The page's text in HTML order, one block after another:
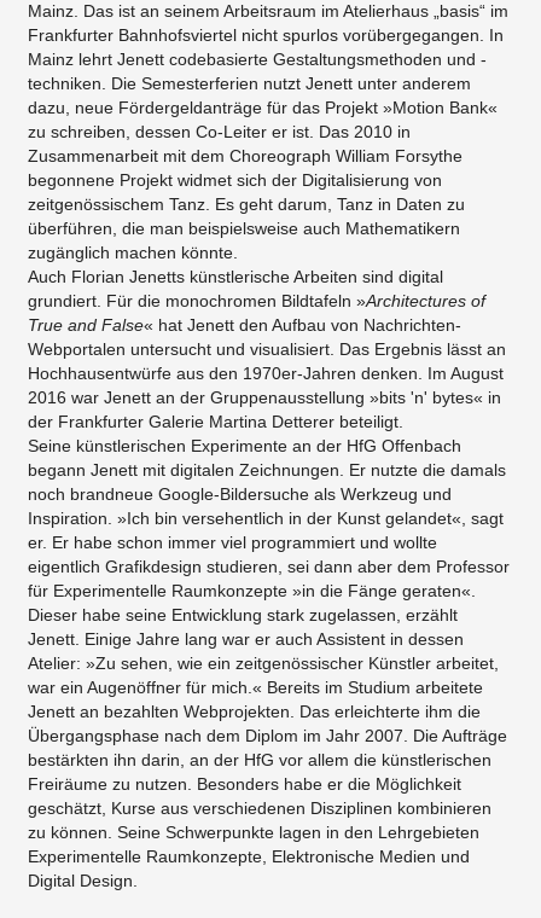
Mainz. Das ist an seinem Arbeitsraum im Atelierhaus „basis“ im
Frankfurter Bahnhofsviertel nicht spurlos vorübergegangen. In
Mainz lehrt Jenett codebasierte Gestaltungsmethoden und -
techniken. Die Semesterferien nutzt Jenett unter anderem
dazu, neue Fördergeldanträge für das Projekt »Motion Bank«
zu schreiben, dessen Co-Leiter er ist. Das 2010 in
Zusammenarbeit mit dem Choreograph William Forsythe
begonnene Projekt widmet sich der Digitalisierung von
zeitgenössischem Tanz. Es geht darum, Tanz in Daten zu
überführen, die man beispielsweise auch Mathematikern
zugänglich machen könnte.
Auch Florian Jenetts künstlerische Arbeiten sind digital
grundiert. Für die monochromen Bildtafeln »Architectures of
True and False« hat Jenett den Aufbau von Nachrichten-
Webportalen untersucht und visualisiert. Das Ergebnis lässt an
Hochhausentwürfe aus den 1970er-Jahren denken. Im August
2016 war Jenett an der Gruppenausstellung »bits 'n' bytes« in
der Frankfurter Galerie Martina Detterer beteiligt.
Seine künstlerischen Experimente an der HfG Offenbach
begann Jenett mit digitalen Zeichnungen. Er nutzte die damals
noch brandneue Google-Bildersuche als Werkzeug und
Inspiration. »Ich bin versehentlich in der Kunst gelandet«, sagt
er. Er habe schon immer viel programmiert und wollte
eigentlich Grafikdesign studieren, sei dann aber dem Professor
für Experimentelle Raumkonzepte »in die Fänge geraten«.
Dieser habe seine Entwicklung stark zugelassen, erzählt
Jenett. Einige Jahre lang war er auch Assistent in dessen
Atelier: »Zu sehen, wie ein zeitgenössischer Künstler arbeitet,
war ein Augenöffner für mich.« Bereits im Studium arbeitete
Jenett an bezahlten Webprojekten. Das erleichterte ihm die
Übergangsphase nach dem Diplom im Jahr 2007. Die Aufträge
bestärkten ihn darin, an der HfG vor allem die künstlerischen
Freiräume zu nutzen. Besonders habe er die Möglichkeit
geschätzt, Kurse aus verschiedenen Disziplinen kombinieren
zu können. Seine Schwerpunkte lagen in den Lehrgebieten
Experimentelle Raumkonzepte, Elektronische Medien und
Digital Design.